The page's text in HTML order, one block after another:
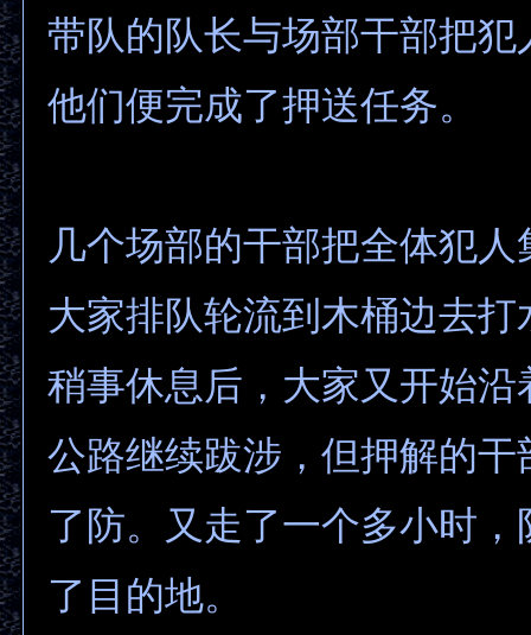
带队的队长与场部干部把犯
他们便完成了押送任务。
几个场部的干部把全体犯
大家排队轮流到木桶边去打
稍事休息后，大家又开始沿
公路继续跋涉，但押解的干
了防。又走了一个多小时，
了目的地。